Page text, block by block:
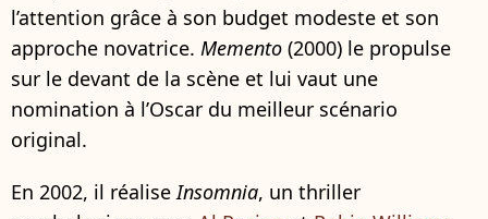
l’attention grâce à son budget modeste et son
approche novatrice. Memento (2000) le propulse
sur le devant de la scène et lui vaut une
nomination à l’Oscar du meilleur scénario
original.
En 2002, il réalise Insomnia, un thriller